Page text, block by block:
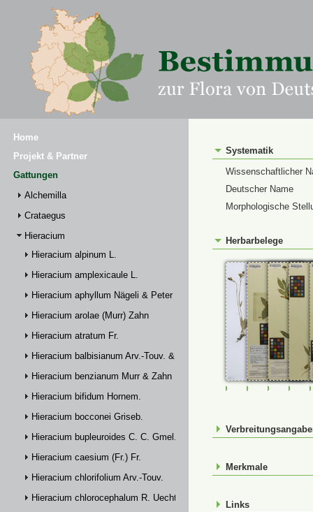
Home
Projekt & Partner
Gattungen
Alchemilla
Crataegus
Hieracium
Hieracium alpinum L.
Hieracium amplexicaule L.
Hieracium aphyllum Nägeli & Peter
Hieracium arolae (Murr) Zahn
Hieracium atratum Fr.
Hieracium balbisianum Arv.-Touv. & Briq.
Hieracium benzianum Murr & Zahn
Hieracium bifidum Hornem.
Hieracium bocconei Griseb.
Hieracium bupleuroides C. C. Gmel.
Hieracium caesium (Fr.) Fr.
Hieracium chlorifolium Arv.-Touv.
Hieracium chlorocephalum R. Uechtr.
Systematik
Wissenschaftlicher
Deutscher Name
Morphologische
Herbarbelege
FR-0107879M-0232527
M- M-
Merkmale
Links